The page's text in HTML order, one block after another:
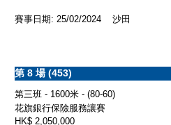
賽事日期: 25/02/2024 沙田
第 8 場 (453)
第三班 - 1600米 - (80-60)
花旗銀行保險服務讓賽
HK$ 2,050,000